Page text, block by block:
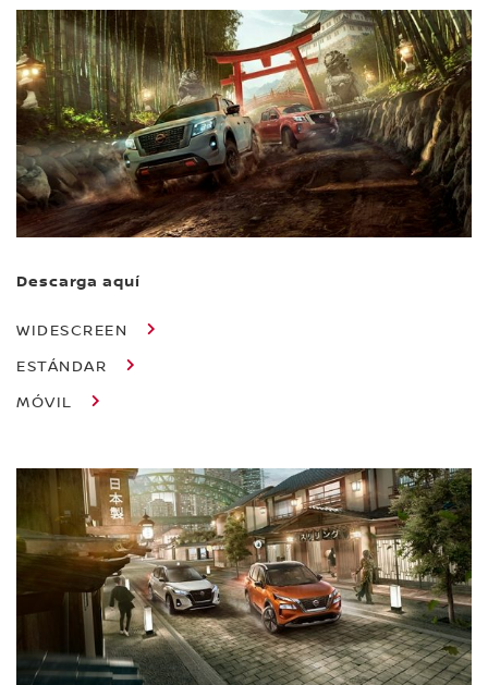
Descarga aquí
WIDESCREEN
ESTÁNDAR
MÓVIL